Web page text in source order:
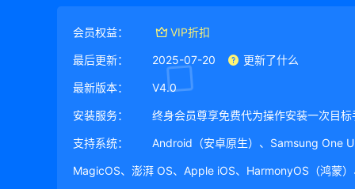
会员权益： VIP折扣
最后更新： 2025-07-20 更新了什么
最新版本： V4.0
安装服务： 终身会员尊享免费代为操作安装一次目标
支持系统： Android（安卓原生）、Samsung One
MagicOS、澎湃 OS、Apple iOS、HarmonyOS（鸿蒙